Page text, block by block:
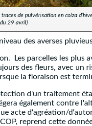
de pulvérisation en colza
29 avril)
des averses
Les parcelles les plus
des fleurs, avec un
la floraison est
d'un traitement
également contre
acte d'agréation/
reprend cette